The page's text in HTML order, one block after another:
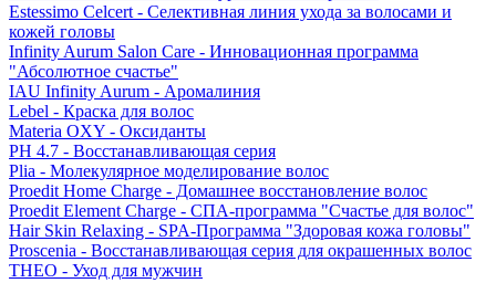
Estessimo Celcert - Селективная линия ухода за волосами и
кожей головы
Infinity Aurum Salon Care - Инновационная программа
"Абсолютное счастье"
IAU Infinity Aurum - Аромалиния
Lebel - Краска для волос
Materia OXY - Оксиданты
PH 4.7 - Восстанавливающая серия
Plia - Молекулярное моделирование волос
Proedit Home Charge - Домашнее восстановление волос
Proedit Element Charge - СПА-программа "Счастье для волос"
Hair Skin Relaxing - SPA-Программа "Здоровая кожа головы"
Proscenia - Восстанавливающая серия для окрашенных волос
THEO - Уход для мужчин